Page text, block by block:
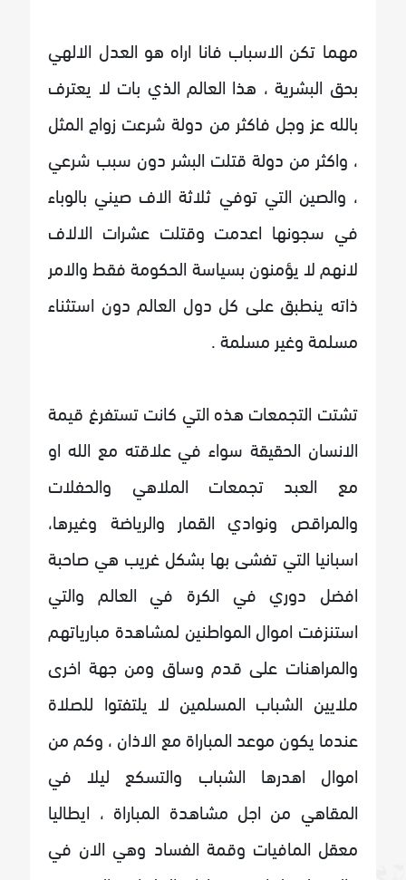
مهما تكن الاسباب فانا اراه هو العدل الالهي
بحق البشرية ، هذا العالم الذي بات لا يعترف
بالله عز وجل فاكثر من دولة شرعت زواج المثل
، واكثر من دولة قتلت البشر دون سبب شرعي
، والصين التي توفي ثلاثة الاف صيني بالوباء
في سجونها اعدمت وقتلت عشرات الالاف
لانهم لا يؤمنون بسياسة الحكومة فقط والامر
ذاته ينطبق على كل دول العالم دون استثناء
مسلمة وغير مسلمة .
تشتت التجمعات هذه التي كانت تستفرغ قيمة
الانسان الحقيقة سواء في علاقته مع الله او
مع العبد تجمعات الملاهي والحفلات
والمراقص ونوادي القمار والرياضة وغيرها،
اسبانيا التي تفشى بها بشكل غريب هي صاحبة
افضل دوري في الكرة في العالم والتي
استنزفت اموال المواطنين لمشاهدة مبارياتهم
والمراهنات على قدم وساق ومن جهة اخرى
ملايين الشباب المسلمين لا يلتفتوا للصلاة
عندما يكون موعد المباراة مع الاذان ، وكم من
اموال اهدرها الشباب والتسكع ليلا في
المقاهي من اجل مشاهدة المباراة ، ايطاليا
معقل المافيات وقمة الفساد وهي الان في